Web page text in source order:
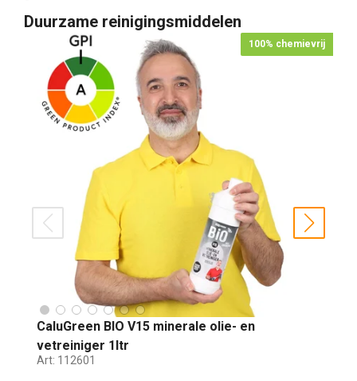
Duurzame reinigingsmiddelen
100% chemievrij
CaluGreen BIO V15 minerale olie- en
vetreiniger 1ltr
Art: 112601
prev next